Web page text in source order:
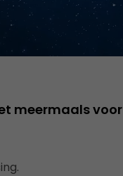
meermaals voor